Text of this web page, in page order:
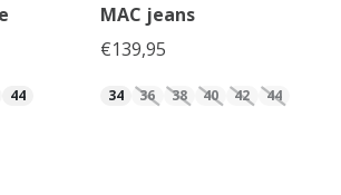
44
MAC jeans
€139,95
34 36 38 40 42 44